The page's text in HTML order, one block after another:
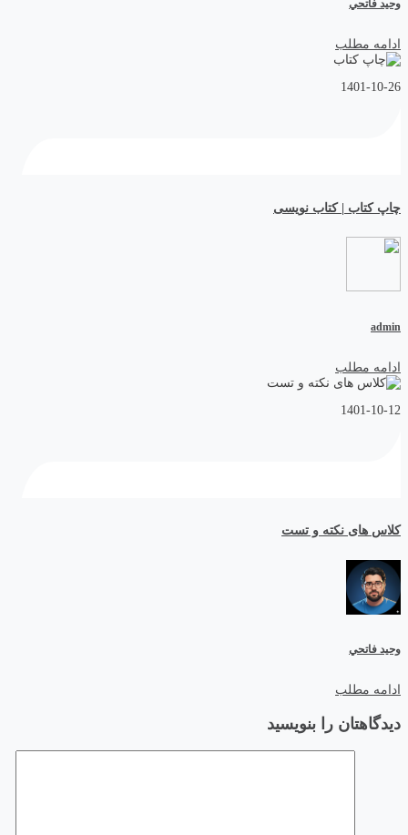
وحيد فاتحي
ادامه مطلب
1401-10-26
چاپ کتاب | کتاب نویسی
admin
ادامه مطلب
1401-10-12
کلاس های نکته و تست
وحيد فاتحي
ادامه مطلب
دیدگاهتان را بنویسید